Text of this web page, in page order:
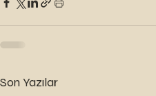
Son Yazılar